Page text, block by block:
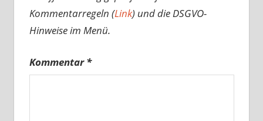
Kommentarregeln (Link) und die DSGVO-
Hinweise im Menü.
Kommentar*